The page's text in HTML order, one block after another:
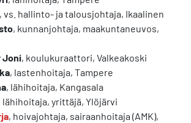
, vs. hallinto- ja talousjohtaja, Ikaalinen
, kunnanjohtaja, maakuntaneuvos,
Joni, koulukuraattori, Valkeakoski
, lastenhoitaja, Tampere
, lähihoitaja, Kangasala
lähihoitaja, yrittäjä, Ylöjärvi
, hoivajohtaja, sairaanhoitaja (AMK),